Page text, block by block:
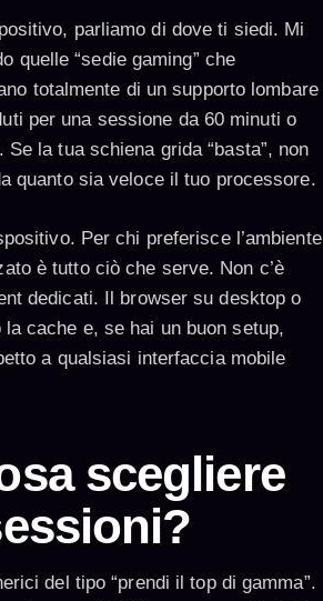
parliamo di dove ti siedi. Mi
quelle “sedie gaming” che
totalmente di un supporto lombare
per una sessione da 60 minuti o
la tua schiena grida “basta”, non
quanto sia veloce il tuo processore.
Per chi preferisce l’ambiente
è tutto ciò che serve. Non c’è
dedicati. Il browser su desktop o
cache e, se hai un buon setup,
a qualsiasi interfaccia mobile
scegliere
del tipo “prendi il top di gamma”.